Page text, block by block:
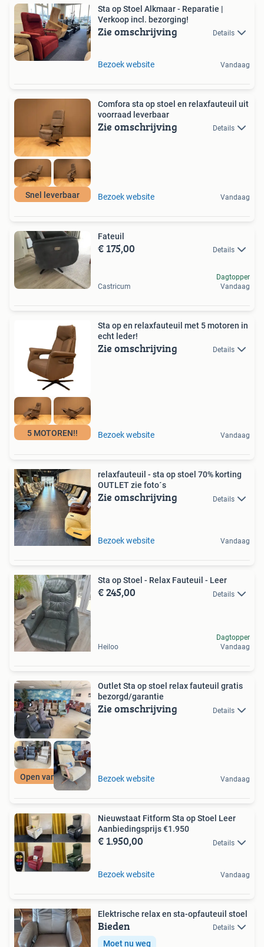
Sta op Stoel Alkmaar - Reparatie |
Verkoop incl. bezorging!
Zie omschrijving Details
Bezoek website Vandaag
Snel leverbaar
Comfora sta op stoel en relaxfauteuil uit
voorraad leverbaar
Zie omschrijving Details
Bezoek website Vandaag
Fateuil
€ 175,00 Details
Castricum
Dagtopper
Vandaag
5 MOTOREN!!
Sta op en relaxfauteuil met 5 motoren in
echt leder!
Zie omschrijving Details
Bezoek website Vandaag
relaxfauteuil - sta op stoel 70% korting
OUTLET zie foto´s
Zie omschrijving Details
Bezoek website Vandaag
Sta op Stoel - Relax Fauteuil - Leer
€ 245,00 Details
Heiloo
Dagtopper
Vandaag
Open van 11 tot 4
Outlet Sta op stoel relax fauteuil gratis
bezorgd/garantie
Zie omschrijving Details
Bezoek website Vandaag
Nieuwstaat Fitform Sta op Stoel Leer
Aanbiedingsprijs €1.950
€ 1.950,00 Details
Bezoek website Vandaag
Elektrische relax en sta-opfauteuil stoel
Bieden Details
Moet nu weg